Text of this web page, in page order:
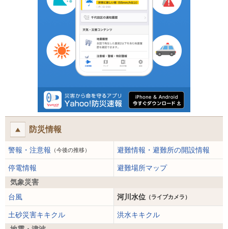
防災情報
警報・注意報 （今後の推移） 避難情報・避難所の開設情報
停電情報
避難場所マップ
気象災害
台風
河川水位 （ライブカメラ）
土砂災害キキクル
洪水キキクル